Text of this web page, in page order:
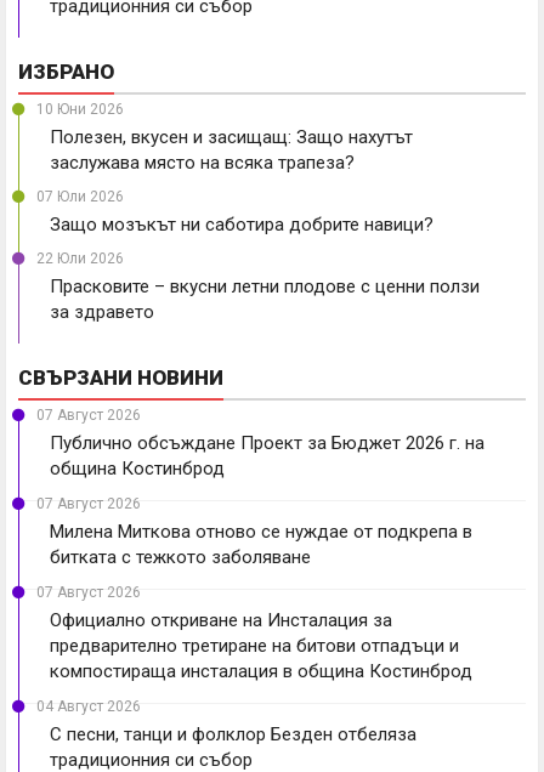
традиционния си събор
ИЗБРАНО
10 Юни 2026
Полезен, вкусен и засищащ: Защо нахутът
заслужава място на всяка трапеза?
07 Юли 2026
Защо мозъкът ни саботира добрите навици?
22 Юли 2026
Прасковите – вкусни летни плодове с ценни ползи
за здравето
СВЪРЗАНИ НОВИНИ
07 Август 2026
Публично обсъждане Проект за Бюджет 2026 г. на
община Костинброд
07 Август 2026
Милена Миткова отново се нуждае от подкрепа в
битката с тежкото заболяване
07 Август 2026
Официално откриване на Инсталация за
предварително третиране на битови отпадъци и
компостираща инсталация в община Костинброд
04 Август 2026
С песни, танци и фолклор Безден отбеляза
традиционния си събор